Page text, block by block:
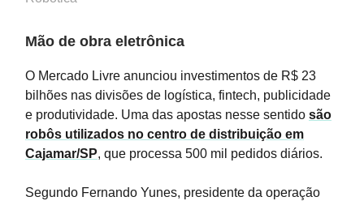
Mão de obra eletrônica
O Mercado Livre anunciou investimentos de R$ 23
bilhões nas divisões de logística, fintech, publicidade
e produtividade. Uma das apostas nesse sentido são
robôs utilizados no centro de distribuição em
Cajamar/SP, que processa 500 mil pedidos diários.
Segundo Fernando Yunes, presidente da operação